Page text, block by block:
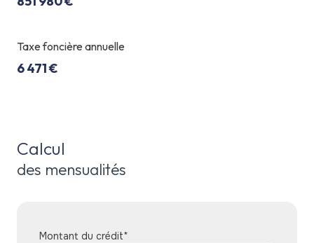
Taxe foncière annuelle
6 471 €
Calcul
des mensualités
Montant du crédit*